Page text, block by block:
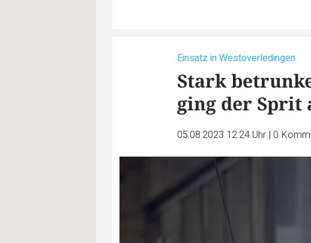
Einsatz in Westoverledingen
Stark
ging der Sprit
05.08.2023 12:24 Uhr | 0